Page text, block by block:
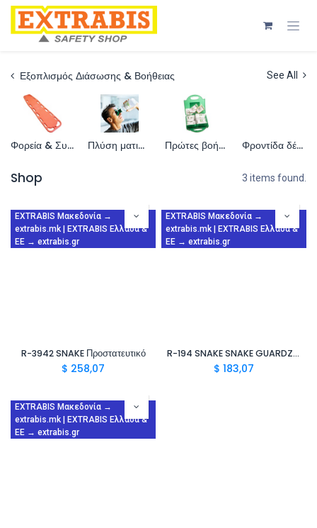
Skip to Content
Εξοπλισμός Διάσωσης & Βοήθειας See All
Φορεία & Συσκευές ακινητοποίησης Πλύση ματιών & Ντούς έκτακτης ανάγκης Πρώτες βοήθειες Φροντίδα δέρματος
Shop 3 items found.
EXTRABIS Μακεδονία →
extrabis.mk | EXTRABIS Ελλάδα &
ΕΕ → extrabis.gr
R-3942 SNAKE Προστατευτικό
$ 258,07
EXTRABIS Μακεδονία →
extrabis.mk | EXTRABIS Ελλάδα &
ΕΕ → extrabis.gr
R-194 SNAKE SNAKE GUARDZ Προστατευτικά Ποδιών
$ 183,07
EXTRABIS Μακεδονία →
extrabis.mk | EXTRABIS Ελλάδα &
ΕΕ → extrabis.gr